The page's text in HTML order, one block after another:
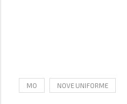
MO NOVE UNIFORME